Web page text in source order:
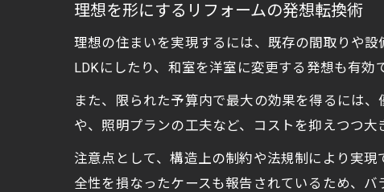
理想を形にするリフォームの発想転換術
理想の住まいを実現するには、既存の間取りや
LDKにしたり、和室を洋室に変更する発想も有効
また、限られた予算内で最大の効果を得るには
や、照明プランの工夫など、コストを抑えつつ
注意点として、構造上の制約や法規制により実
全性を損なったケースも報告されているため、バ